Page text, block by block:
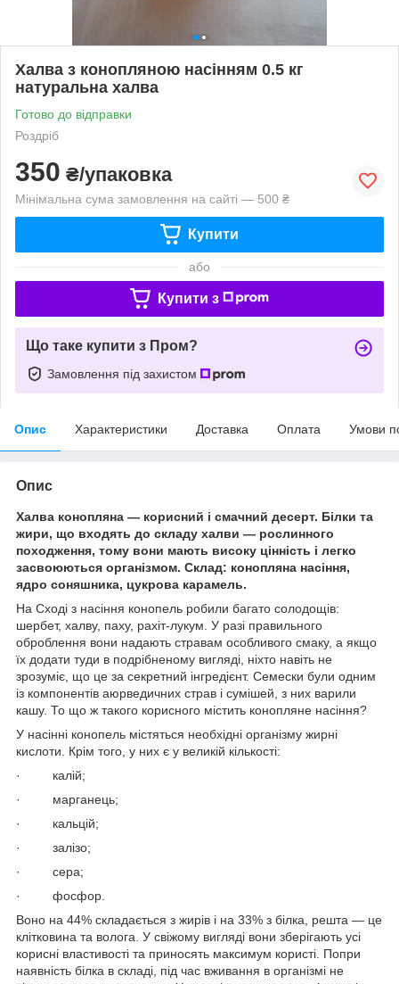
Халва з конопляною насінням 0.5 кг
натуральна халва
Готово до відправки
Роздріб
350 ₴/упаковка
Мінімальна сума замовлення на сайті — 500 ₴
Купити
або
Купити з
Що таке купити з Пром?
Замовлення під захистом
Опис Характеристики Доставка Оплата Умови
Опис
Халва конопляна — корисний і смачний десерт. Білки та
жири, що входять до складу халви — рослинного
походження, тому вони мають високу цінність і легко
засвоюються організмом. Склад: конопляна насіння,
ядро соняшника, цукрова карамель.
На Сході з насіння конопель робили багато солодощів:
шербет, халву, паху, рахіт-лукум. У разі правильного
оброблення вони надають стравам особливого смаку, а якщо
їх додати туди в подрібненому вигляді, ніхто навіть не
зрозуміє, що це за секретний інгредієнт. Семески були одним
із компонентів аюрведичних страв і сумішей, з них варили
кашу. То що ж такого корисного містить конопляне насіння?
У насінні конопель містяться необхідні організму жирні
кислоти. Крім того, у них є у великій кількості:
· калій;
· марганець;
· кальцій;
· залізо;
· сера;
· фосфор.
Воно на 44% складається з жирів і на 33% з білка, решта — це
клітковина та волога. У свіжому вигляді вони зберігають усі
корисні властивості та приносять максимум користі. Попри
наявність білка в складі, під час вживання в організмі не